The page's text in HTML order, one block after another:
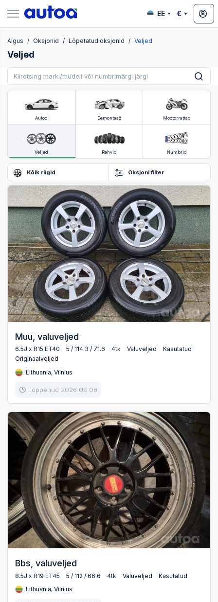
EE €
Algus Oksjonid Lõpetatud oksjonid Veljed
Veljed
Autod Demontaaž Mootorrattad
Veljed Rehvid Numbrid
Kõik riigid Oksjoni filter
Muu, valuveljed
6.5J x R15 ET40 5 / 114.3 / 71.6 4tk Valuveljed
Kasutatud
Originaalveljed
Lithuania, Vilnius
Lõppenud 2026.08.06
Bbs, valuveljed
8.5J x R19 ET45 5 / 112 / 66.6 4tk Valuveljed
Kasutatud
Lithuania, Vilnius